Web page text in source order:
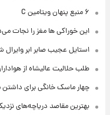
۶ منبع پنهان ویتامین C
این خوراکی ها مغز را نجات
استایل عجیب صابر ابر
طلب حلالیت عالیشاه از
چهار ماسک خانگی برای
بهترین مقاصد دریاچه‌های